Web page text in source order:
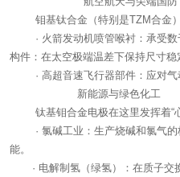
钼基钛合金（特别是TZM合金）
· 火箭发动机喷管喉衬：承受数
构件：在太空极端温差下保持尺寸稳
· 高超音速飞行器部件：应对气
新能源与绿色化工
钛基钼合金电极在这里发挥着“心
· 氯碱工业：生产烧碱和氯气的
能。
· 电解制氢（绿氢）：在质子交